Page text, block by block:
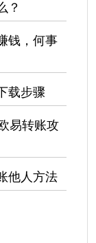
？
钱，何事
载步骤
易转账攻
他人方法